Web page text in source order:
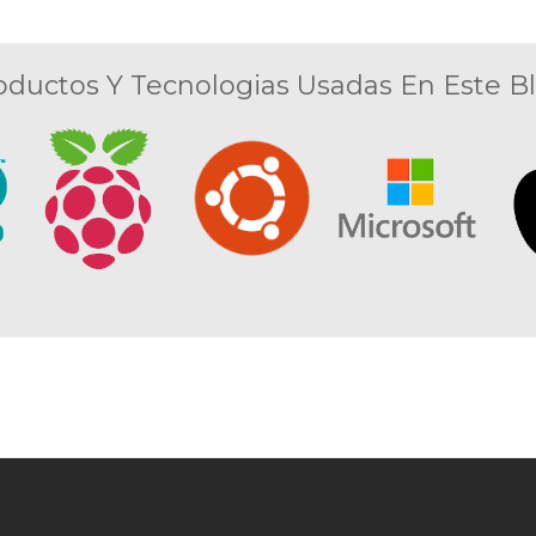
Y Tecnologias Usadas En Este